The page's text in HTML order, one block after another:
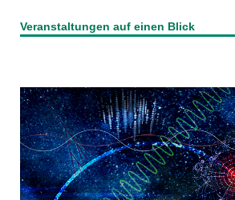
Veranstaltungen auf einen Blick